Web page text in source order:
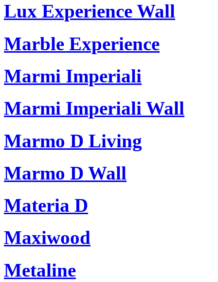
Lux Experience Wall
Marble Experience
Marmi Imperiali
Marmi Imperiali Wall
Marmo D Living
Marmo D Wall
Materia D
Maxiwood
Metaline